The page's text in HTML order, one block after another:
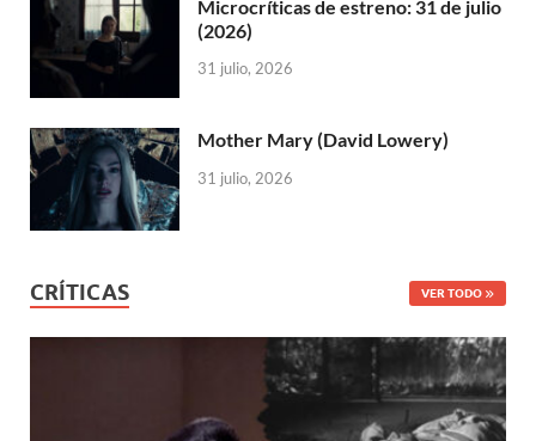
Microcríticas de estreno: 31 de julio
(2026)
31 julio, 2026
Mother Mary (David Lowery)
31 julio, 2026
CRÍTICAS VER TODO